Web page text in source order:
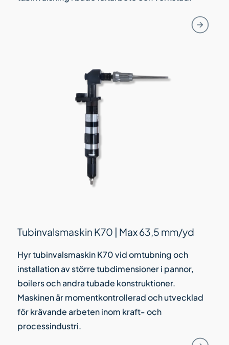
Tubinvalsmaskin K70 | Max 63,5 mm/yd
Hyr tubinvalsmaskin K70 vid omtubning och
installation av större tubdimensioner i pannor,
boilers och andra tubade konstruktioner.
Maskinen är momentkontrollerad och utvecklad
för krävande arbeten inom kraft- och
processindustri.